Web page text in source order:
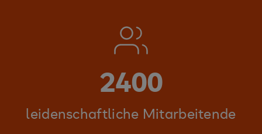
2400
leidenschaftliche Mitarbeitende